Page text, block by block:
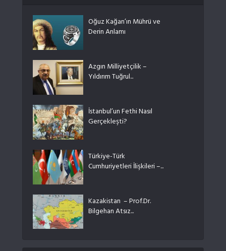
Oğuz Kağan’ın Mührü ve
Derin Anlamı
Azgın Milliyetçilik –
Yıldırım Tuğrul...
İstanbul’un Fethi Nasıl
Gerçekleşti?
Türkiye-Türk
Cumhuriyetleri İlişkileri –...
Kazakistan – Prof.Dr.
Bilgehan Atsız...